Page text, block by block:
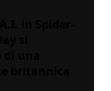
in Spider-
si